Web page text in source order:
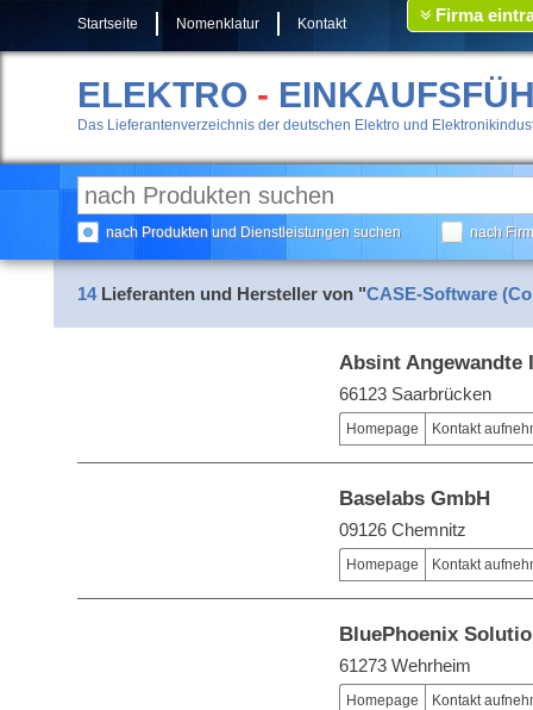
Startseite Nomenklatur Kontakt Firma
ELEKTRO -
Das Lieferantenverzeichnis der deutschen Elektro und
nach Produkten und Dienstleistungen suchen nach
14Lieferanten und Hersteller von "CASE-Software
Absint Angewandte
66123 Saarbrücken
Homepage Kontakt
Baselabs GmbH
09126 Chemnitz
Homepage Kontakt
BluePhoenix
61273 Wehrheim
Homepage Kontakt